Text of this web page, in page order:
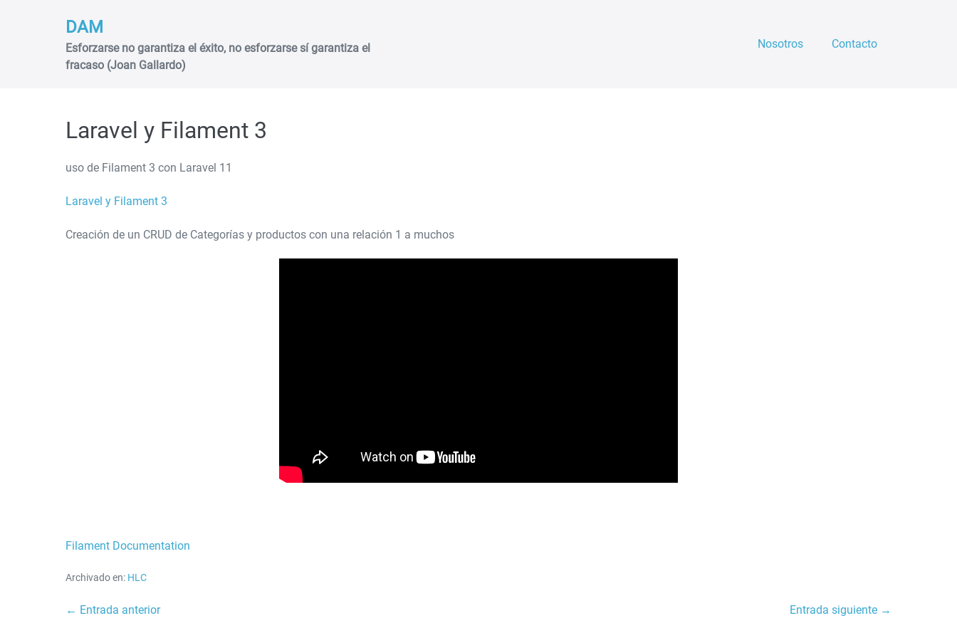
DAM
Esforzarse no garantiza el éxito, no esforzarse sí garantiza el
fracaso (Joan Gallardo)
Nosotros Contacto
Laravel y Filament 3
uso de Filament 3 con Laravel 11
Laravel y Filament 3
Creación de un CRUD de Categorías y productos con una relación 1 a muchos
Filament Documentation
Archivado en: HLC
Navegación
← Entrada anterior Entrada siguiente →